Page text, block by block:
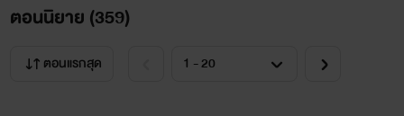
ตอนนิยาย (359)
ตอนแรกสุด